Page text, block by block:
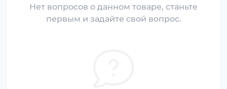
Нет вопросов о данном товаре, станьте
первым и задайте свой вопрос.